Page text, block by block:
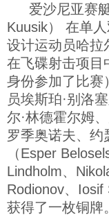
爱沙尼亚赛
Kuusik） 在单
设计运动员哈拉
在飞碟射击项目
身份参加了比赛
员埃斯珀·别洛
尔·林德霍尔姆
罗季奥诺夫、约
（Esper
Lindholm、
Rodionov、Iosif
获得了一枚铜牌